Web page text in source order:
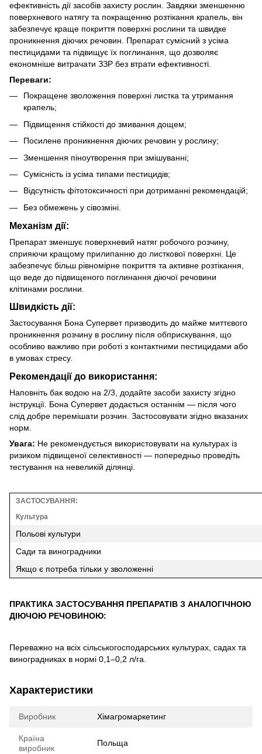
ефективність дії засобів захисту рослин. Завдяки зменшенню
поверхневого натягу та покращенню розтікання крапель, він
забезпечує краще покриття поверхні рослини та швидке
проникнення діючих речовин. Препарат сумісний з усіма
пестицидами та підвищує їх поглинання, що дозволяє
економніше витрачати ЗЗР без втрати ефективності.
Переваги:
Покращене зволоження поверхні листка та утримання
крапель;
Підвищення стійкості до змивання дощем;
Посилене проникнення діючих речовин у рослину;
Зменшення піноутворення при змішуванні;
Сумісність із усіма типами пестицидів;
Відсутність фітотоксичності при дотриманні рекомендацій;
Без обмежень у сівозміні.
Механізм дії:
Препарат зменшує поверхневий натяг робочого розчину,
сприяючи кращому прилипанню до листкової поверхні. Це
забезпечує більш рівномірне покриття та активне розтікання,
що веде до підвищеного поглинання діючої речовини
клітинами рослини.
Швидкість дії:
Застосування Бона Супервет призводить до майже миттєвого
проникнення розчину в рослину після обприскування, що
особливо важливо при роботі з контактними пестицидами або
в умовах стресу.
Рекомендації до використання:
Наповніть бак водою на 2/3, додайте засоби захисту згідно
інструкції. Бона Супервет додається останнім — після чого
слід добре перемішати розчин. Застосовувати згідно вказаних
норм.
Увага: Не рекомендується використовувати на культурах із
ризиком підвищеної селективності — попередньо проведіть
тестування на невеликій ділянці.
ЗАСТОСУВАННЯ:
Культура
Польові культури
Сади та виноградники
Якщо є потреба тільки у зволоженні
ПРАКТИКА ЗАСТОСУВАННЯ ПРЕПАРАТІВ З АНАЛОГІЧНОЮ
ДІЮЧОЮ РЕЧОВИНОЮ:
Переважно на всіх сільськогосподарських культурах, садах та
виноградниках в нормі 0,1–0,2 л/га.
Характеристики
Виробник Хімагромаркетинг
Країна
виробник
Польща